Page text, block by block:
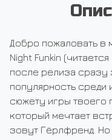
Добро пожаловать в
Night Funkin
после релиза сразу
популярность
сюжету игры твоего
который мечтает
зовут Гёрлфренд. Но